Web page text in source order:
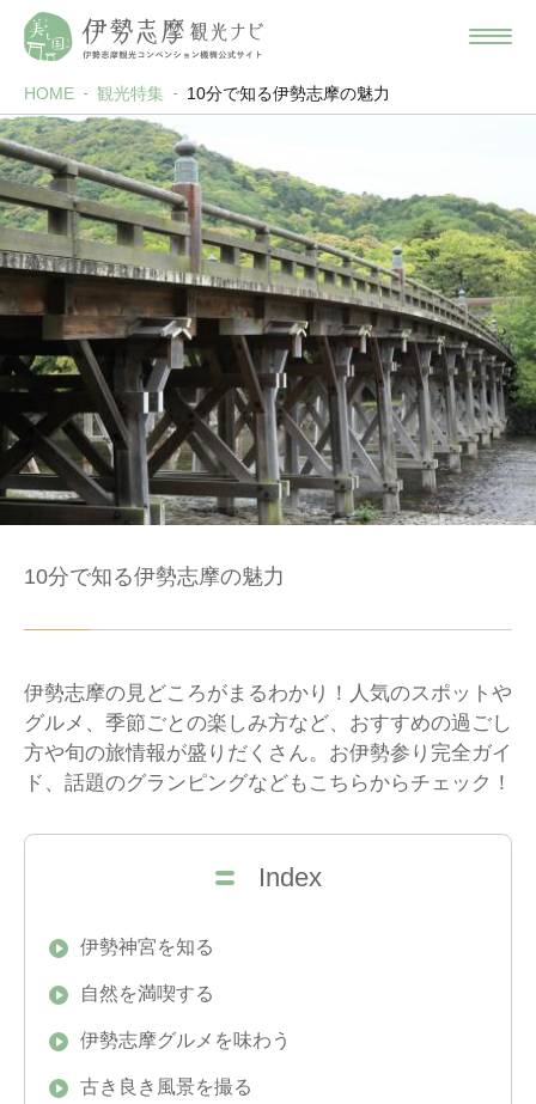
HOME 観光特集 10分で知る伊勢志摩の魅力
10分で知る伊勢志摩の魅力
伊勢志摩の見どころがまるわかり！人気のスポットや
グルメ、季節ごとの楽しみ方など、おすすめの過ごし
方や旬の旅情報が盛りだくさん。お伊勢参り完全ガイ
ド、話題のグランピングなどもこちらからチェック！
Index
伊勢神宮を知る
自然を満喫する
伊勢志摩グルメを味わう
古き良き風景を撮る